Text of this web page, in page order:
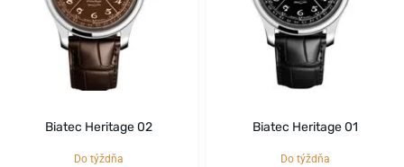
Biatec Heritage 02
Do týždňa
Biatec Heritage 01
Do týždňa